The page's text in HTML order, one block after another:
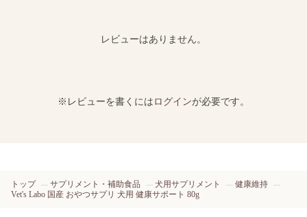
レビューはありません。
※レビューを書くにはログインが必要です。
トップ サプリメント・補助食品 犬用サプリメント
健康維持
Vet's Labo 国産 おやつサプリ 犬用 健康サポート 80g